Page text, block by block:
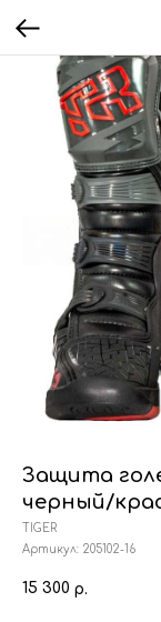
Защита
черный/
TIGER
Артикул: 205102-16
15 300 р.